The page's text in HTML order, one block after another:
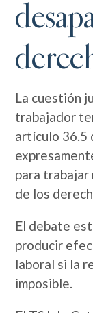
La cuestión
trabajador
artículo 36.5
para
de los
El debate
producir
laboral si la
imposible.